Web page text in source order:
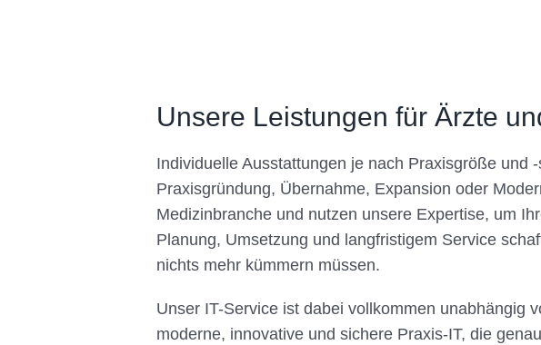
Unsere Leistungen für Ärzte
Individuelle Ausstattungen je nach Praxisgröße und
Praxisgründung, Übernahme, Expansion oder
Medizinbranche und nutzen unsere Expertise, um
Planung, Umsetzung und langfristigem Service
nichts mehr kümmern müssen.
Unser IT-Service ist dabei vollkommen unabhängig
moderne, innovative und sichere Praxis-IT, die